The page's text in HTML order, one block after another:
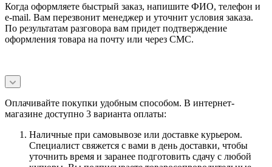
Когда оформляете быстрый заказ, напишите ФИО, телефон и
e-mail. Вам перезвонит менеджер и уточнит условия заказа.
По результатам разговора вам придет подтверждение
оформления товара на почту или через СМС.
Оплачивайте покупки удобным способом. В интернет-
магазине доступно 3 варианта оплаты:
Наличные при самовывозе или доставке курьером.
Специалист свяжется с вами в день доставки, чтобы
уточнить время и заранее подготовить сдачу с любой